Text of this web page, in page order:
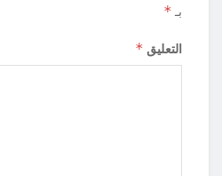
بـ *
التعليق *